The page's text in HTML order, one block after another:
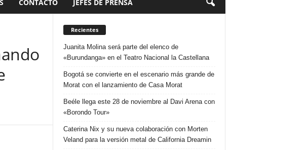
CONTACTO JEFES DE PRENSA
Recientes
Juanita Molina será parte del elenco de
«Burundanga» en el Teatro Nacional la Castellana
Bogotá se convierte en el escenario más grande de
Morat con el lanzamiento de Casa Morat
Beéle llega este 28 de noviembre al Davi Arena con
«Borondo Tour»
Caterina Nix y su nueva colaboración con Morten
Veland para la versión metal de California Dreamin